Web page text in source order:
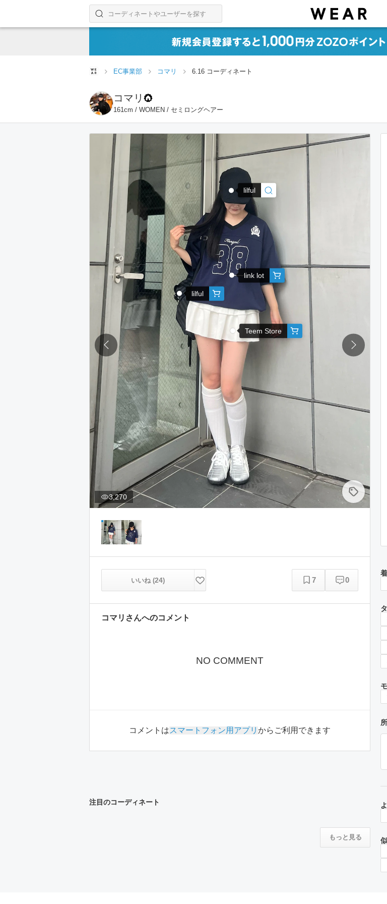
コーディネートやユーザーを探す
検索する
EC事業部 コマリ 6.16 コーディネート
コマリ
161cm / WOMEN / セミロングヘアー
link lot
Teem Store
lilful
lilful
3,270
いいね (24) 7 0
コマリ さんへのコメント
NO COMMENT
コメントはスマートフォン用アプリ からご利用できます
注目のコーディネート
もっと見る